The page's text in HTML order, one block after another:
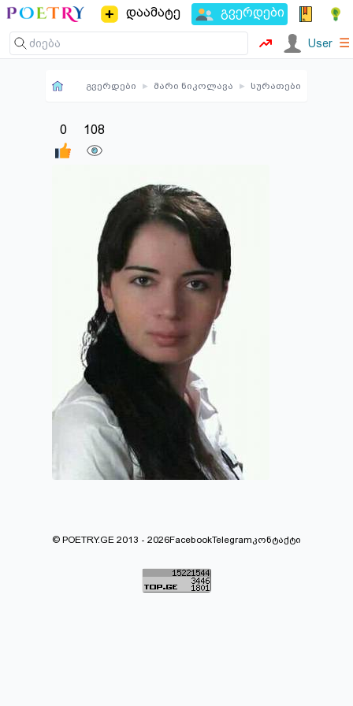
დაამატე გვერდები
User ☰
გვერდები ▸ მარი ნიკოლავა ▸ სურათები
0 108
© POETRY.GE 2013 - 2026FacebookTelegramკონტაქტი